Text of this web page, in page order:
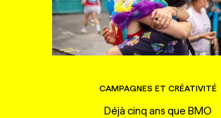
CAMPAGNES ET CRÉATIVITÉ
Déjà cinq ans que BMO